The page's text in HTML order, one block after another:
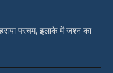
परचम, इलाके में जश्न का